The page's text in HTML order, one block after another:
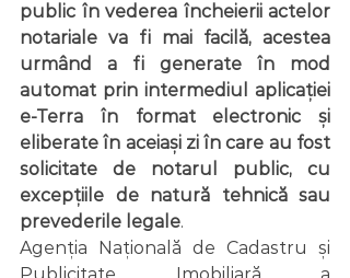
public în vederea încheierii actelor
notariale va fi mai facilă, acestea
urmând a fi generate în mod
automat prin intermediul aplicației
e-Terra în format electronic și
eliberate în aceiași zi în care au fost
solicitate de notarul public, cu
excepțiile de natură tehnică sau
prevederile legale.
Agenția Națională de Cadastru și